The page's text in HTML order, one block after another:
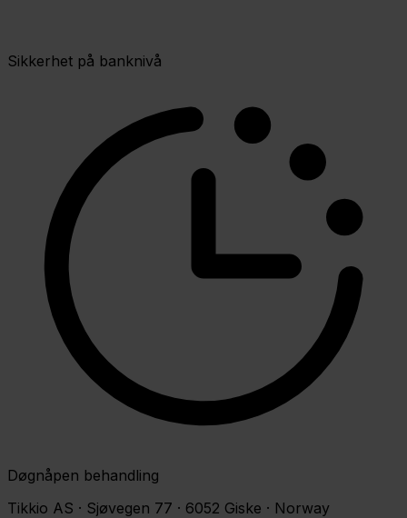
Sikkerhet på banknivå
Døgnåpen behandling
Tikkio AS · Sjøvegen 77 · 6052 Giske · Norway